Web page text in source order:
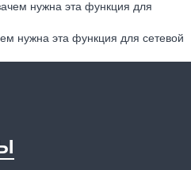
нужна эта функция для сетевой